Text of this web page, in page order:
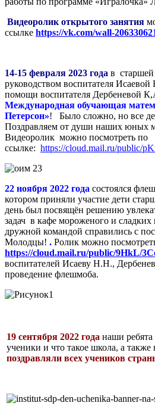
Видеоролик открытого занятия
ссылке https://vk.com/wall-
14-15 февраля 2023 года в
руководством воспитателя
помощи воспитателя Дербеневой
Международная обучающая
Петерсон»! Было сложно, но все
Поздравляем от души наших юных
Видеоролик можно посмотреть по
ссылке: https://cloud.mail.ru/public/
22 ноября 2022 года состоялся
котором приняли участие дети
день был посвящён решению
задач в кафе мороженого и сладких
дружной командой справились с
Молодцы! . Ролик можно
https://cloud.mail.ru/public/9HkL/
воспитателей Исаеву Н.Н.,
проведение флешмоба.
19 сентября 2022 года наши ребята
ученики и что такое школа, а также
поздравляли всех учеников